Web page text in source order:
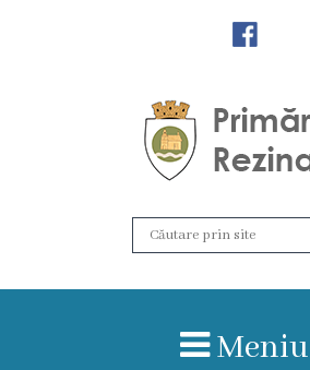
Amalgamare
Meniu